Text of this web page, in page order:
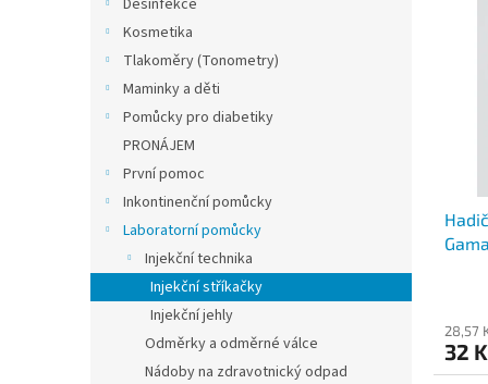
Desinfekce
Kosmetika
Tlakoměry (Tonometry)
Maminky a děti
Pomůcky pro diabetiky
PRONÁJEM
První pomoc
Inkontinenční pomůcky
Laboratorní pomůcky
Injekční technika
Injekční stříkačky
Injekční jehly
Odměrky a odměrné válce
Nádoby na zdravotnický odpad
Gama
28,57
32